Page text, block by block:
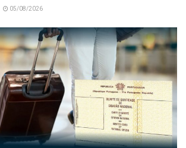
05/08/2026